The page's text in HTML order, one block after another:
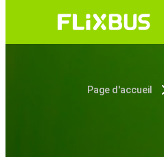
Page d'accueil